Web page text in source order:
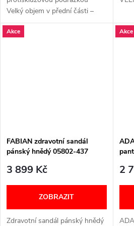
Velký objem v přední části –
bez vyčnívajících švů, šetrné k
citlivým chodidlům Tři široké
Akce
FABIAN zdravotní sandál
pánský hnědý 05802-437
3 899 Kč
ZOBRAZIT
Zdravotní sandál pánský hnědý
Akce
2